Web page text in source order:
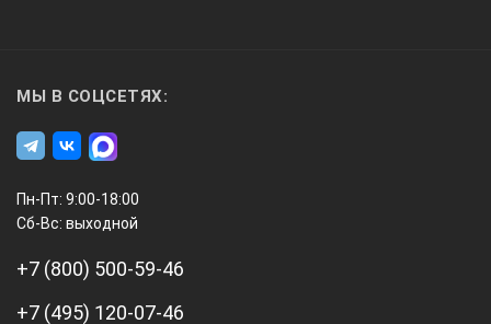
200 Ом 2, 20, 200 кОм 2, 20 МОм
МЫ В СОЦСЕТЯХ:
Пн-Пт: 9:00-18:00
Сб-Вс: выходной
+7 (800) 500-59-46
+7 (495) 120-07-46